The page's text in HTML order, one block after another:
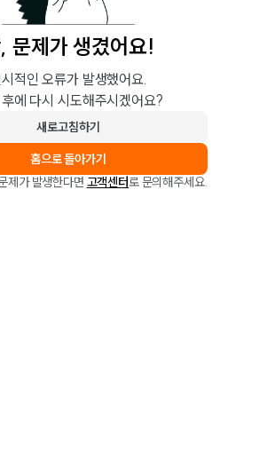
문제가 생겼어요!
적인 오류가 발생했어요.
에 다시 시도해주시겠어요?
새로고침하기
홈으로 돌아가기
제가 발생한다면 고객센터로 문의해주세요.